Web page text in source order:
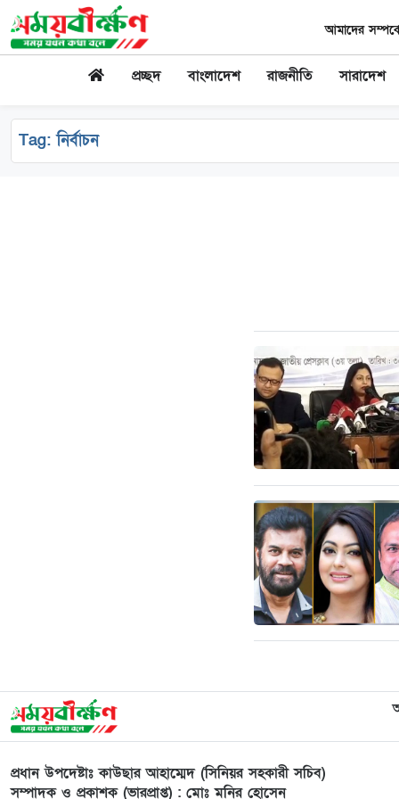
আমাদের
প্রচ্ছদ বাংলাদেশ রাজনীতি সারাদেশ
Tag:নির্বাচন
প্রধান উপদেষ্টাঃ কাউছার আহাম্মেদ (সিনিয়র সহকারী সচিব)
সম্পাদক ও প্রকাশক (ভারপ্রাপ্ত) : মোঃ মনির হোসেন